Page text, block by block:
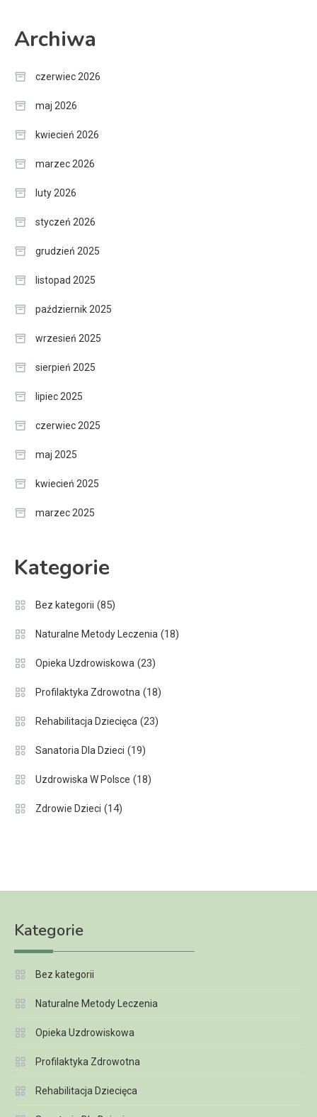
Archiwa
czerwiec 2026
maj 2026
kwiecień 2026
marzec 2026
luty 2026
styczeń 2026
grudzień 2025
listopad 2025
październik 2025
wrzesień 2025
sierpień 2025
lipiec 2025
czerwiec 2025
maj 2025
kwiecień 2025
marzec 2025
Kategorie
Bez kategorii (85)
Naturalne Metody Leczenia (18)
Opieka Uzdrowiskowa (23)
Profilaktyka Zdrowotna (18)
Rehabilitacja Dziecięca (23)
Sanatoria Dla Dzieci (19)
Uzdrowiska W Polsce (18)
Zdrowie Dzieci (14)
Kategorie
Bez kategorii
Naturalne Metody Leczenia
Opieka Uzdrowiskowa
Profilaktyka Zdrowotna
Rehabilitacja Dziecięca